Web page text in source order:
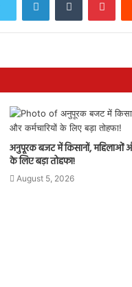
अनुपूरक बजट में किसानों, महिलाओं
के लिए बड़ा तोहफा!
August 5, 2026